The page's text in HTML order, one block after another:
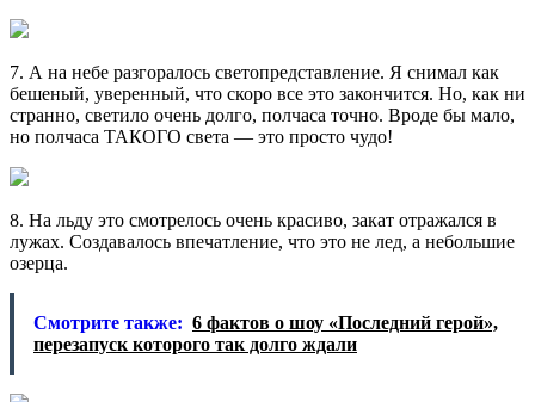
7. А на небе разгоралось светопредставление. Я снимал как
бешеный, уверенный, что скоро все это закончится. Но, как ни
странно, светило очень долго, полчаса точно. Вроде бы мало,
но полчаса ТАКОГО света — это просто чудо!
8. На льду это смотрелось очень красиво, закат отражался в
лужах. Создавалось впечатление, что это не лед, а небольшие
озерца.
Смотрите также: 6 фактов о шоу «Последний герой»,
перезапуск которого так долго ждали